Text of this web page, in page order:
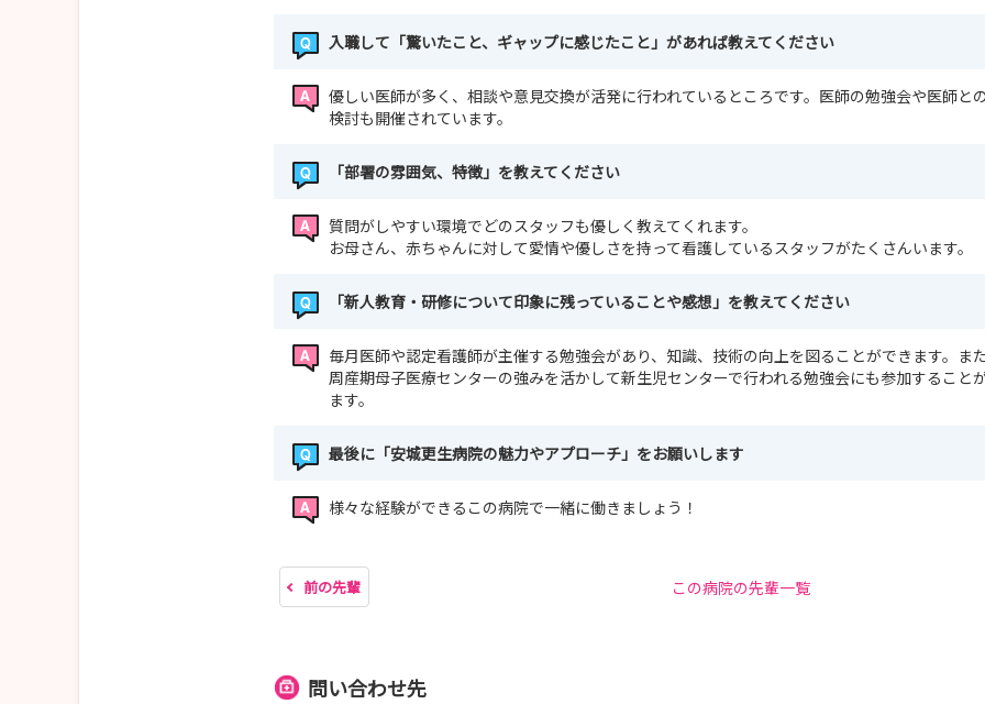
入職して「驚いたこと、ギャップに感じたこと」があれば教えてください
優しい医師が多く、相談や意見交換が活発に行われているところです。医師の勉強会や医師と
検討も開催されています。
「部署の雰囲気、特徴」を教えてください
質問がしやすい環境でどのスタッフも優しく教えてくれます。
お母さん、赤ちゃんに対して愛情や優しさを持って看護しているスタッフがたくさんいます。
「新人教育・研修について印象に残っていることや感想」を教えてください
毎月医師や認定看護師が主催する勉強会があり、知識、技術の向上を図ることができます。ま
周産期母子医療センターの強みを活かして新生児センターで行われる勉強会にも参加すること
ます。
最後に「安城更生病院の魅力やアプローチ」をお願いします
様々な経験ができるこの病院で一緒に働きましょう！
前の先輩 この病院の先輩一覧
問い合わせ先